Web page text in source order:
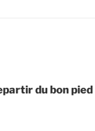
du bon